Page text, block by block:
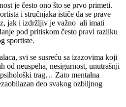
je često ono što se prvo primeti.
i stručnjaka ističe da se prave
jak i izdržljiv je važno ali imati
pod pritiskom često pravi razliku
sportiste.
svi se susreću sa izazovima koji
neuspeha, nesigurnost, unutrašnji
trag… Zato mentalna
deo svakog ozbiljnog